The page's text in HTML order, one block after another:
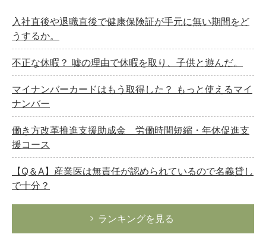
入社直後や退職直後で健康保険証が手元に無い期間をど
うするか。
不正な休暇？ 嘘の理由で休暇を取り、子供と遊んだ。
マイナンバーカードはもう取得した？ もっと使えるマイ
ナンバー
働き方改革推進支援助成金 労働時間短縮・年休促進支
援コース
【Q＆A】産業医は無責任が認められているので名義貸し
で十分？
ランキングを見る